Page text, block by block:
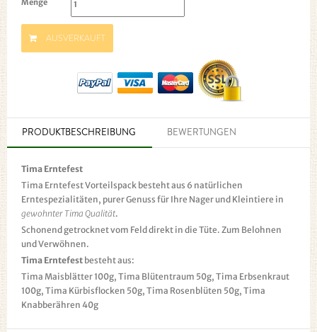
Menge
AUSVERKAUFT
PRODUKTBESCHREIBUNG BEWERTUNGEN
Tima Erntefest
Tima Erntefest Vorteilspack besteht aus 6 natürlichen
Erntespezialitäten, purer Genuss für Ihre Nager und Kleintiere in
gewohnter Tima Qualität.
Schonend getrocknet vom Feld direkt in die Tüte. Zum Belohnen
und Verwöhnen.
Tima Erntefest besteht aus:
Tima Maisblätter 100g, Tima Blütentraum 50g, Tima Erbsenkraut
100g, Tima Kürbisflocken 50g, Tima Rosenblüten 50g, Tima
Knabberähren 40g